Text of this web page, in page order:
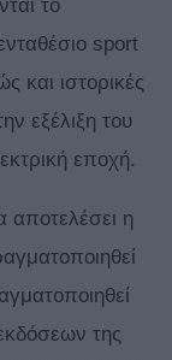
το
sport
και ιστορικές
εξέλιξη του
εποχή.
αποτελέσει η
της